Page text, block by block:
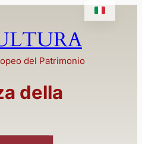
del Patrimonio
della